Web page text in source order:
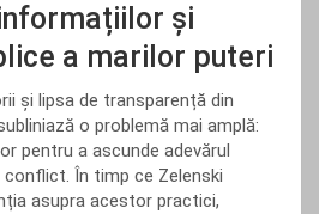
și
a marilor puteri
și lipsa de transparență din
o problemă mai amplă:
pentru a ascunde adevărul
În timp ce Zelenski
asupra acestor practici,